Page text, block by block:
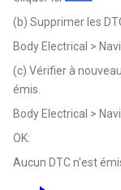
(b) Supprimer les
Body Electrical >
(c) Vérifier à
émis.
Body Electrical >
OK:
Aucun DTC n'est